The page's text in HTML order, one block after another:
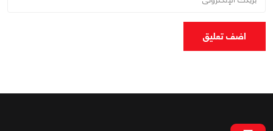
اضف تعليق